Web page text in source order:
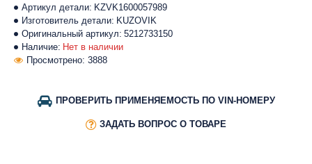
Наличие: Нет в наличии
Артикул детали: KZVK1600057989
Изготовитель детали: KUZOVIK
Оригинальный артикул: 5212733150
Просмотрено: 3888
ПРОВЕРИТЬ ПРИМЕНЯЕМОСТЬ ПО VIN-НОМЕРУ
ЗАДАТЬ ВОПРОС О ТОВАРЕ